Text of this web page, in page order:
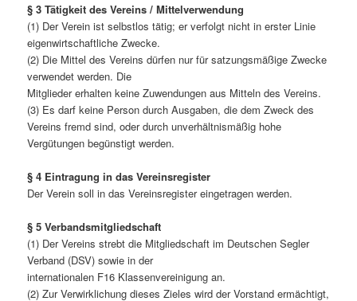
§ 3 Tätigkeit des Vereins / Mittelverwendung
(1) Der Verein ist selbstlos tätig; er verfolgt nicht in erster Linie
eigenwirtschaftliche Zwecke.
(2) Die Mittel des Vereins dürfen nur für satzungsmäßige Zwecke
verwendet werden. Die
Mitglieder erhalten keine Zuwendungen aus Mitteln des Vereins.
(3) Es darf keine Person durch Ausgaben, die dem Zweck des
Vereins fremd sind, oder durch unverhältnismäßig hohe
Vergütungen begünstigt werden.
§ 4 Eintragung in das Vereinsregister
Der Verein soll in das Vereinsregister eingetragen werden.
§ 5 Verbandsmitgliedschaft
(1) Der Vereins strebt die Mitgliedschaft im Deutschen Segler
Verband (DSV) sowie in der
internationalen F16 Klassenvereinigung an.
(2) Zur Verwirklichung dieses Zieles wird der Vorstand ermächtigt,